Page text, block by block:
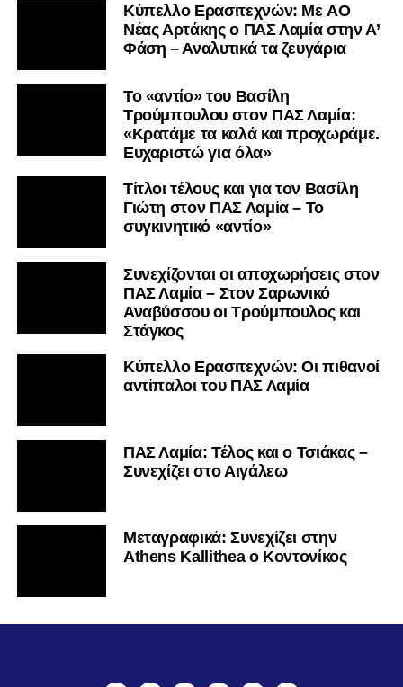
Kύπελλο Ερασιτεχνών: Με AO
Nέας Αρτάκης ο ΠΑΣ Λαμία στην Α’
Φάση – Αναλυτικά τα ζευγάρια
Το «αντίο» του Βασίλη
Τρούμπουλου στον ΠΑΣ Λαμία:
«Κρατάμε τα καλά και προχωράμε.
Ευχαριστώ για όλα»
Τίτλοι τέλους και για τον Βασίλη
Γιώτη στον ΠΑΣ Λαμία – Το
συγκινητικό «αντίο»
Συνεχίζονται οι αποχωρήσεις στον
ΠΑΣ Λαμία – Στον Σαρωνικό
Αναβύσσου οι Τρούμπουλος και
Στάγκος
Κύπελλο Ερασιτεχνών: Οι πιθανοί
αντίπαλοι του ΠΑΣ Λαμία
ΠΑΣ Λαμία: Τέλος και ο Τσιάκας –
Συνεχίζει στο Αιγάλεω
Mεταγραφικά: Συνεχίζει στην
Athens Kallithea ο Κοντονίκος